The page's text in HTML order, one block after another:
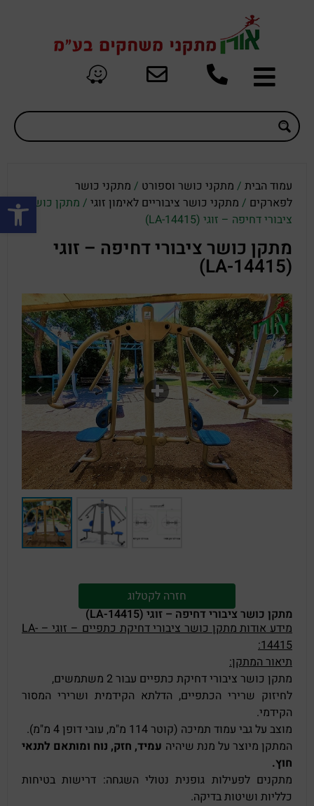
פתח
עמוד הבית / מתקני כושר וספורט / מתקני כושר
לפארקים / מתקני כושר ציבוריים לאימון זוגי / מתקן כושר
ציבורי דחיפה – זוגי (LA-14415)
מתקן כושר ציבורי דחיפה – זוגי
(LA-14415)
חזרה לקטלוג
מתקן כושר ציבורי דחיפה – זוגי (LA-14415)
מידע אודות מתקן כושר ציבורי דחיקת כתפיים – זוגי – LA-
14415:
תיאור המתקן:
מתקן כושר ציבורי דחיקת כתפיים עבור 2 משתמשים,
לחיזוק שרירי הכתפיים, הדלתא הקידמית ושרירי המסור
הקידמי.
מוצב על גבי עמוד תמיכה (קוטר 114 מ"מ, עובי דופן 4 מ"מ).
המתקן מיוצר על מנת שיהיה עמיד, חזק, נוח ומותאם לתנאי
חוץ.
מתקנים לפעילות גופנית נטולי השגחה: דרישות בטיחות
כלליות ושיטות בדיקה.